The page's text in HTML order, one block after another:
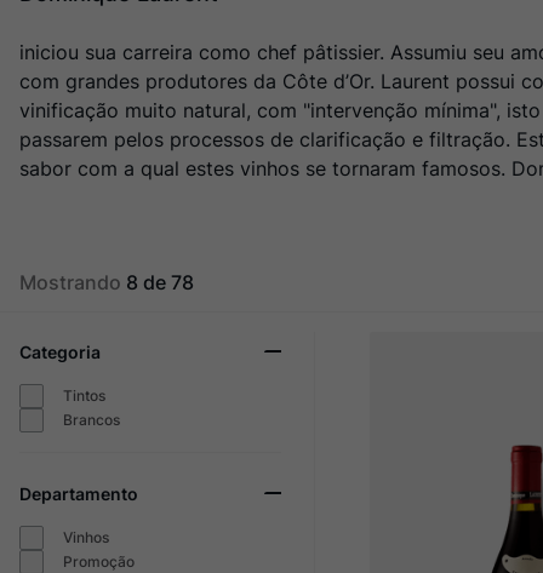
iniciou sua carreira como chef pâtissier. Assumiu seu
com grandes produtores da Côte d’Or. Laurent possui
vinificação muito natural, com "intervenção mínima",
passarem pelos processos de clarificação e filtração.
sabor com a qual estes vinhos se tornaram famosos.
Mostrando 8 de 78
Categoria
Tintos
Brancos
Departamento
Vinhos
Promoção